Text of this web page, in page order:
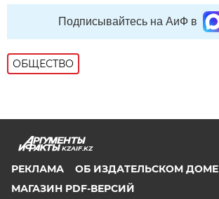
Подписывайтесь на АиФ в
ОБЩЕСТВО
KZAIF.KZ
РЕКЛАМА
ОБ ИЗДАТЕЛЬСКОМ ДОМЕ
МАГАЗИН PDF-ВЕРСИЙ